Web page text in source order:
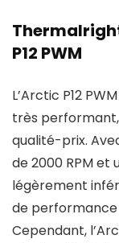
P12 PWM
L’Arctic P12
très
qualité-prix.
de 2000 RPM et
légèrement
de performance
Cependant,